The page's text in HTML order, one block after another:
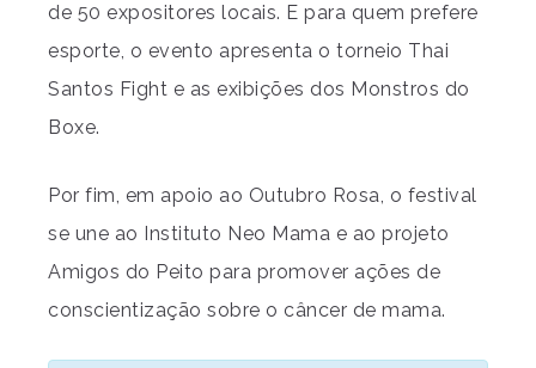
de 50 expositores locais. E para quem prefere
esporte, o evento apresenta o torneio Thai
Santos Fight e as exibições dos Monstros do
Boxe.
Por fim, em apoio ao Outubro Rosa, o festival
se une ao Instituto Neo Mama e ao projeto
Amigos do Peito para promover ações de
conscientização sobre o câncer de mama.